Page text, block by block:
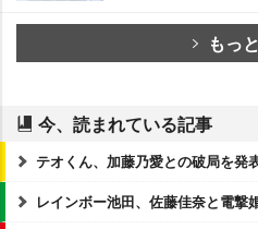
もっ
今、読まれている記事
テオくん、加藤乃愛との破局を発
レインボー池田、佐藤佳奈と電撃